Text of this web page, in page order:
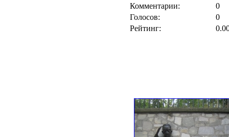
Комментарии:
0
Голосов:
0
Рейтинг: